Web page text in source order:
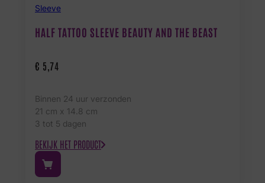
Sleeve
HALF TATTOO SLEEVE BEAUTY AND THE BEAST
€ 5,74
Binnen 24 uur verzonden
21 cm x 14.8 cm
3 tot 5 dagen
BEKIJK HET PRODUCT